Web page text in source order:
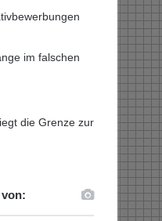
im falschen
die Grenze zur